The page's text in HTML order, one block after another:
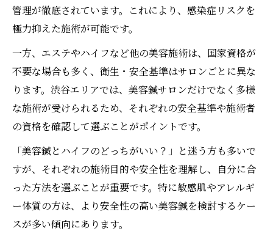
管理が徹底されています。これにより、感染症リスクを
極力抑えた施術が可能です。
一方、エステやハイフなど他の美容施術は、国家資格が
不要な場合も多く、衛生・安全基準はサロンごとに異な
ります。渋谷エリアでは、美容鍼サロンだけでなく多様
な施術が受けられるため、それぞれの安全基準や施術者
の資格を確認して選ぶことがポイントです。
「美容鍼とハイフのどっちがいい？」と迷う方も多いで
すが、それぞれの施術目的や安全性を理解し、自分に合
った方法を選ぶことが重要です。特に敏感肌やアレルギ
ー体質の方は、より安全性の高い美容鍼を検討するケー
スが多い傾向にあります。